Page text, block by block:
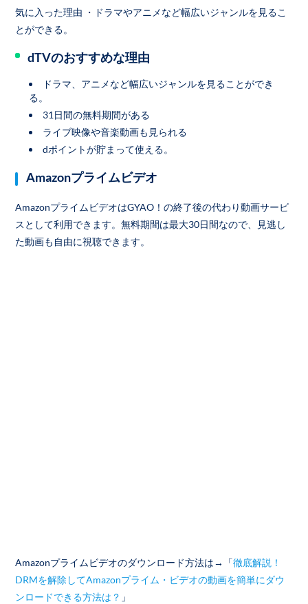
気に入った理由 ・ドラマやアニメなど幅広いジャンルを見るこ
とができる。
dTVのおすすめな理由
ドラマ、アニメなど幅広いジャンルを見ることができ
る。
31日間の無料期間がある
ライブ映像や音楽動画も見られる
dポイントが貯まって使える。
Amazonプライムビデオ
AmazonプライムビデオはGYAO！の終了後の代わり動画サービ
スとして利用できます。無料期間は最大30日間なので、見逃し
た動画も自由に視聴できます。
Amazonプライムビデオのダウンロード方法は→「徹底解説！
DRMを解除してAmazonプライム・ビデオの動画を簡単にダウ
ンロードできる方法は？ 」